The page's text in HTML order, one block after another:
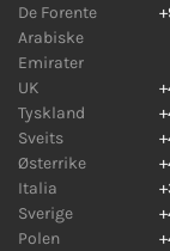
De Forente
Arabiske
Emirater
UK
Tyskland
Sveits
Østerrike
Italia
Sverige
Polen